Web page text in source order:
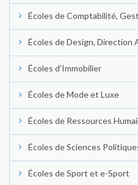
Écoles de Comptabilité,
Écoles de Design, Direction
Écoles d'Immobilier
Écoles de Mode et Luxe
Écoles de Ressources
Écoles de Sciences
Écoles de Sport et e-Sport